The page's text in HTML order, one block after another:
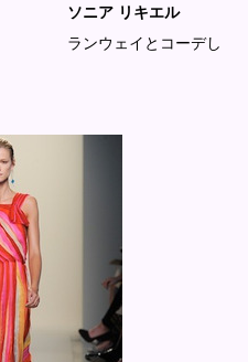
ソニア リキエル
コーデし